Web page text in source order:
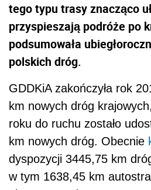
tego typu trasy znacząco
przyspieszają podróże po
podsumowała
polskich dróg.
GDDKiA zakończyła rok
km nowych dróg
roku do ruchu zostało
km nowych dróg. Obecnie
dyspozycji 3445,75 km
w tym 1638,45 km